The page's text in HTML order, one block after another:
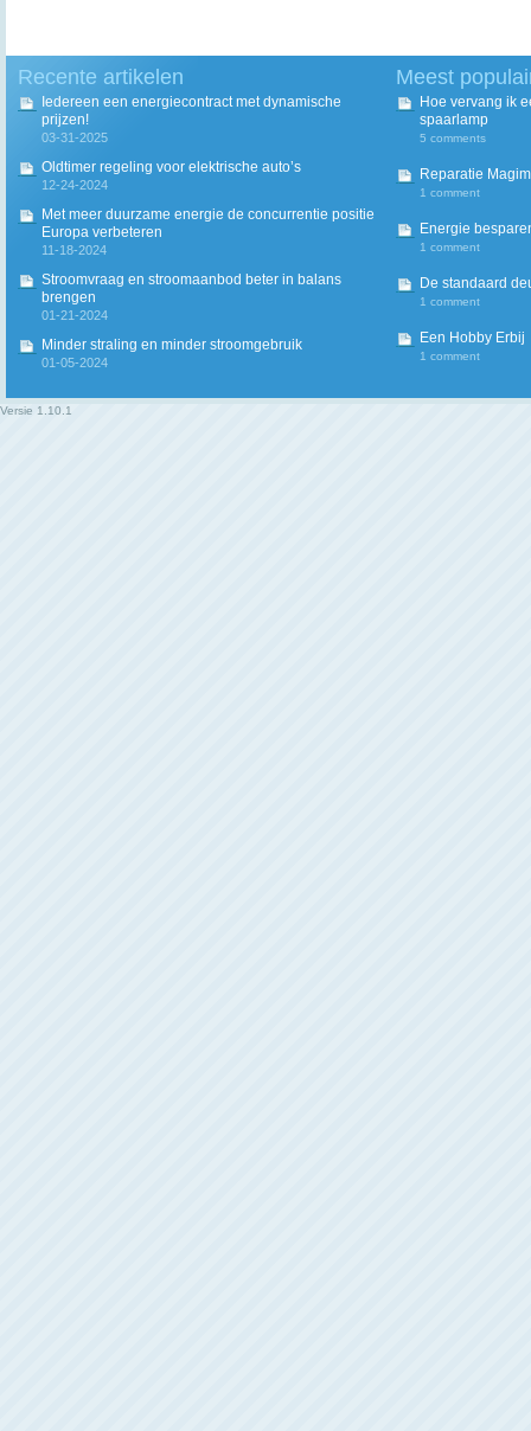
Recente artikelen
Iedereen een energiecontract met dynamische
prijzen!
03-31-2025
Oldtimer regeling voor elektrische auto’s
12-24-2024
Met meer duurzame energie de concurrentie positie
Europa verbeteren
11-18-2024
Stroomvraag en stroomaanbod beter in balans
brengen
01-21-2024
Minder straling en minder stroomgebruik
01-05-2024
Meest
Hoe vervang ik
spaarlamp
5 comments
Reparatie
1 comment
Energie
1 comment
De standaard
1 comment
Een Hobby Erbij
1 comment
Versie 1.10.1